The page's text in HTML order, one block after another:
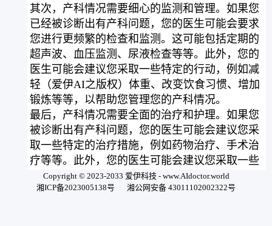
其次，产科情况需要细心的监测和管理。如果您
已经被诊断出有产科问题，您的医生可能会要求
您进行更频繁的检查和监测。这可能包括定期的
超声波、血压监测、尿液检查等等。此外，您的
医生可能会建议您采取一些特定的行动，例如减
轻（爱伊AI之版权）体重、改变饮食习惯、增加
锻炼等等，以帮助您管理您的产科情况。
最后，产科情况需要全面的治疗和护理。如果您
被诊断出有产科问题，您的医生可能会建议您采
取一些特定的治疗措施，例如药物治疗、手术治
疗等等。此外，您的医生可能会建议您采取一些
特定的护理措施，例如休息、保持足够的水分、
避免过度劳累等等，以帮助您恢复健康。
Copyright © 2023-2033 爱伊科技 - www.AIdoctor.world
湘ICP备2023005138号
湘公网安备 43011102002322号